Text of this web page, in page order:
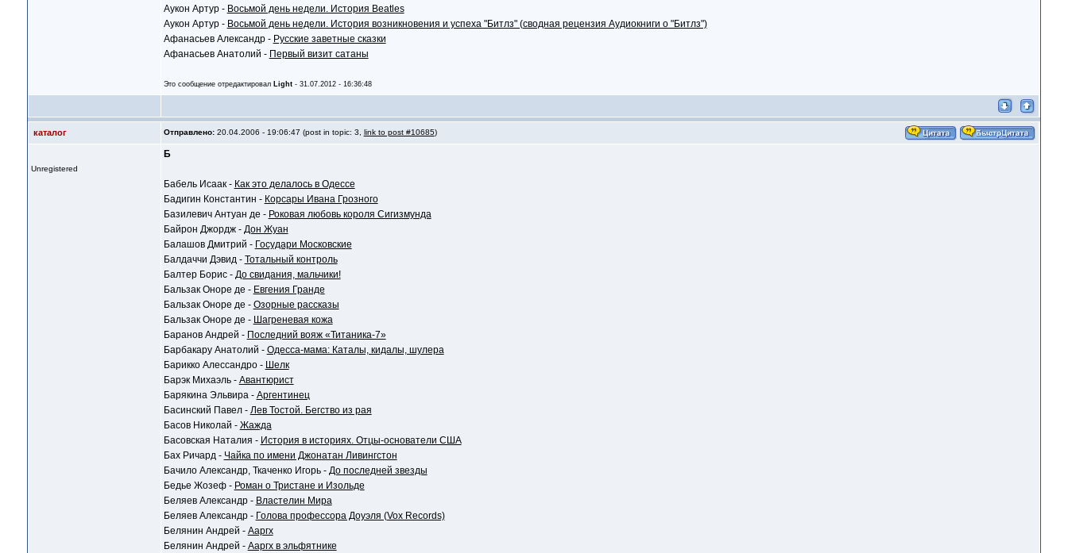
Аукон Артур - Восьмой день недели. История Beatles
Аукон Артур - Восьмой день недели. История возникновения и успеха "Битлз" (сводная рецензия Аудиокниги о "Битлз")
Афанасьев Александр - Русские заветные сказки
Афанасьев Анатолий - Первый визит сатаны
Это сообщение отредактировал Light- 31.07.2012 - 16:36:48
каталог Отправлено: 20.04.2006 - 19:06:47 (post in topic: 3, link to post #10685)
Unregistered
Б
Бабель Исаак - Как это делалось в Одессе
Бадигин Константин - Корсары Ивана Грозного
Базилевич Антуан де - Роковая любовь короля Сигизмунда
Байрон Джордж - Дон Жуан
Балашов Дмитрий - Государи Московские
Балдаччи Дэвид - Тотальный контроль
Балтер Борис - До свидания, мальчики!
Бальзак Оноре де - Евгения Гранде
Бальзак Оноре де - Озорные рассказы
Бальзак Оноре де - Шагреневая кожа
Баранов Андрей - Последний вояж «Титаника-7»
Барбакару Анатолий - Одесса-мама: Каталы, кидалы, шулера
Барикко Алессандро - Шелк
Барэк Михаэль - Авантюрист
Барякина Эльвира - Аргентинец
Басинский Павел - Лев Тостой. Бегство из рая
Басов Николай - Жажда
Басовская Наталия - История в историях. Отцы-основатели США
Бах Ричард - Чайка по имени Джонатан Ливингстон
Бачило Александр, Ткаченко Игорь - До последней звезды
Бедье Жозеф - Роман о Тристане и Изольде
Беляев Александр - Властелин Мира
Беляев Александр - Голова профессора Доуэля (Vox Records)
Белянин Андрей - Ааргх
Белянин Андрей - Ааргх в эльфятнике